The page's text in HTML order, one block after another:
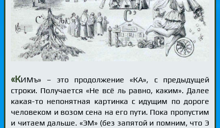
«КИМъ» – это продолжение «КА», с предыдущей
строки. Получается «Не всё ль равно, каким». Далее
какая-то непонятная картинка с идущим по дороге
человеком и возом сена на его пути. Пока пропустим
и читаем дальше. «ЭМ» (без запятой и помним, что Э